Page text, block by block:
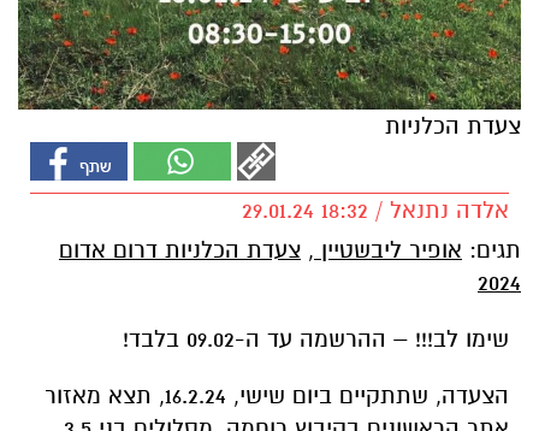
צעדת הכלניות
אלדה נתנאל / 18:32 29.01.24
תגים: אופיר ליבשטיין , צעדת הכלניות דרום אדום
2024
שימו לב!!! – ההרשמה עד ה-09.02 בלבד!
הצעדה, שתתקיים ביום שישי, 16.2.24, תצא מאזור